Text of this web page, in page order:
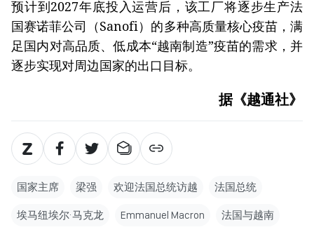
预计到2027年底投入运营后，该工厂将逐步生产法
国赛诺菲公司（Sanofi）的多种高质量核心疫苗，满
足国内对高品质、低成本“越南制造”疫苗的需求，并
逐步实现对周边国家的出口目标。
据《越通社》
国家主席 梁强 欢迎法国总统访越 法国总统
埃马纽埃尔·马克龙 Emmanuel Macron 法国与越南